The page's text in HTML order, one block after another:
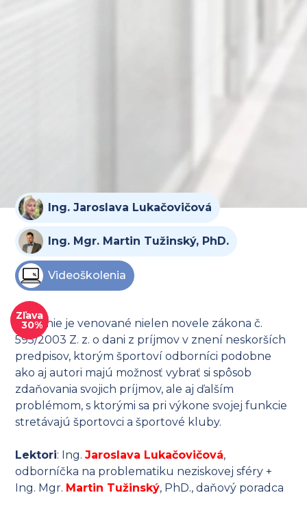
Ing. Jaroslava Lukačovičová
Ing. Mgr. Martin Tužinský, PhD.
Videoškolenia
Zľava
30%
Školenie je venované nielen novele zákona č.
595/2003 Z. z. o dani z príjmov v znení neskorších
predpisov, ktorýmšportoví odborníci podobne
ako aj autori majú možnosť vybrať si spôsob
zdaňovania svojich príjmov, ale aj ďalším
problémom, s ktorými sa pri výkone svojej funkcie
stretávajú športovci a športové kluby.
Lektori: Ing.Jaroslava Lukačovičová,
odborníčka na problematiku neziskovej sféry +
Ing. Mgr. Martin Tužinský, PhD., daňový poradca